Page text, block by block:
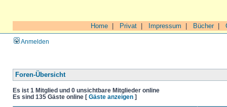
Home Privat Impressum Bücher|
Anmelden
Foren-Übersicht
Es ist 1 Mitglied und 0 unsichtbare Mitglieder online
Es sind 135 Gäste online [ Gäste anzeigen ]